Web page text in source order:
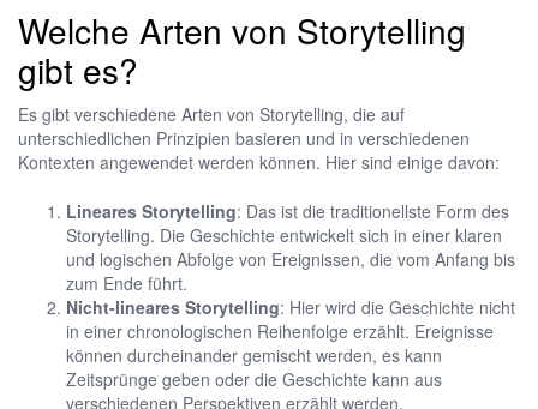
Welche Arten von Storytelling
gibt es?
Es gibt verschiedene Arten von Storytelling, die auf
unterschiedlichen Prinzipien basieren und in verschiedenen
Kontexten angewendet werden können. Hier sind einige davon:
Lineares Storytelling: Das ist die traditionellste Form des
Storytelling. Die Geschichte entwickelt sich in einer klaren
und logischen Abfolge von Ereignissen, die vom Anfang bis
zum Ende führt.
Nicht-lineares Storytelling: Hier wird die Geschichte nicht
in einer chronologischen Reihenfolge erzählt. Ereignisse
können durcheinander gemischt werden, es kann
Zeitsprünge geben oder die Geschichte kann aus
verschiedenen Perspektiven erzählt werden.